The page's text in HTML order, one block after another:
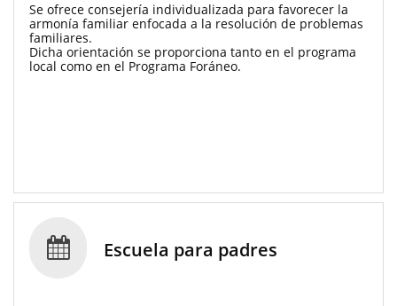
Se ofrece consejería individualizada para favorecer la
armonía familiar enfocada a la resolución de problemas
familiares.
Dicha orientación se proporciona tanto en el programa
local como en el Programa Foráneo.
 Escuela para padres